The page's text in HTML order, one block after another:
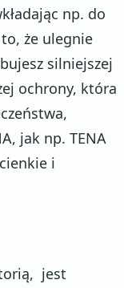
np. do
że ulegnie
silniejszej
ochrony, która
jak np. TENA
i
jest